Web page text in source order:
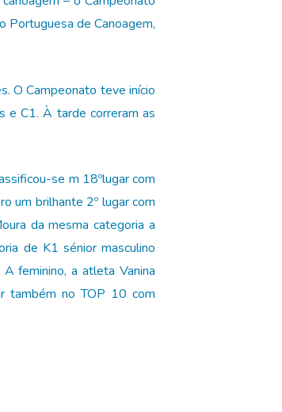
Portuguesa de Canoagem,
O Campeonato teve início
e C1. À tarde correram as
se m 18ºlugar com
um brilhante 2º lugar com
da mesma categoria a
de K1 sénior masculino
feminino, a atleta Vanina
também no TOP 10 com